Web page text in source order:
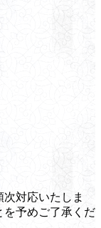
対応いたしま
を予めご了承くだ